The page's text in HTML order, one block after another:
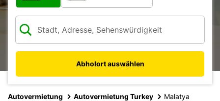
Abholort auswählen
Autovermietung Autovermietung Turkey Malatya